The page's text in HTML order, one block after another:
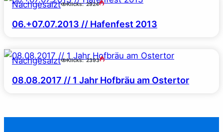
Nachgesalzt Klicks: 2924
06.+07.07.2013 // Hafenfest 2013
Nachgesalzt Klicks: 2393
08.08.2017 // 1 Jahr Hofbräu am Ostertor